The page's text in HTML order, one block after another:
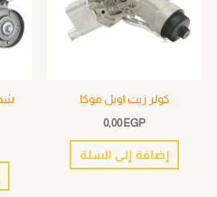
كولر زيت اوبل موكا
0,00EGP
إضافة إلى السلة